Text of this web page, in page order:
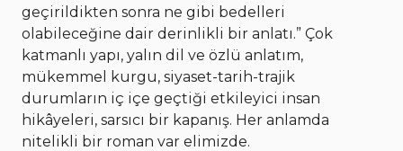
geçirildikten sonra ne gibi bedelleri
olabileceğine dair derinlikli bir anlatı.” Çok
katmanlı yapı, yalın dil ve özlü anlatım,
mükemmel kurgu, siyaset-tarih-trajik
durumların iç içe geçtiği etkileyici insan
hikâyeleri, sarsıcı bir kapanış. Her anlamda
nitelikli bir roman var elimizde.